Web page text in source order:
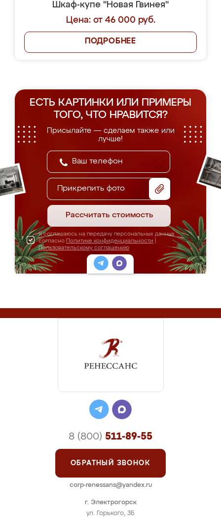
Шкаф-купе "Новая Гвинея"
Цена: от 46 000 руб.
ПОДРОБНЕЕ
ЕСТЬ КАРТИНКИ ИЛИ ПРИМЕРЫ
ТОГО, ЧТО НРАВИТСЯ?
Присылайте — сделаем также или
лучше!
Прикрепить фото
Рассчитать стоимость
Я соглашаюсь на передачу персональных данных
согласно Политике конфиденциальности
Пользовательскому соглашению
г. Электрогорск
ул. Горького, 3Б
8 (800) 511-89-55
ОБРАТНЫЙ ЗВОНОК
corp-renessans@yandex.ru